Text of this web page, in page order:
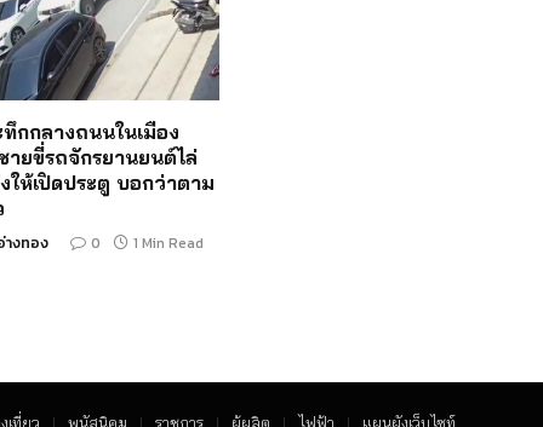
ทึกกลางถนนในเมือง
ายขี่รถจักรยานยนต์ไล่
ให้เปิดประตู บอกว่าตาม
างทอง 0 1 Min Read
เที่ยว พนัสนิคม ราชการ ผู้ผลิต ไฟฟ้า แผนผังเว็บไซท์